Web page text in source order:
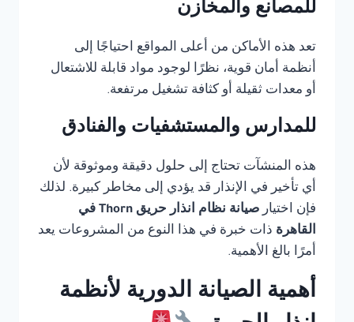
للمصانع والمخازن
تعد هذه الأماكن من أعلى المواقع احتياجًا إلى
أنظمة أمان قوية، نظرًا لوجود مواد قابلة للاشتعال
أو معدات ثقيلة أو كثافة تشغيل مرتفعة.
للمدارس والمستشفيات والفنادق
هذه المنشآت تحتاج إلى حلول دقيقة وموثوقة لأن
أي تأخير في الإنذار قد يؤدي إلى مخاطر كبيرة. لذلك
فإن اختيار
صيانة نظام انذار حريق Thorn في
القاهرة ذات خبرة في هذا النوع من المشروعات يعد
أمرًا بالغ الأهمية.
أهمية الصيانة الدورية لأنظمة